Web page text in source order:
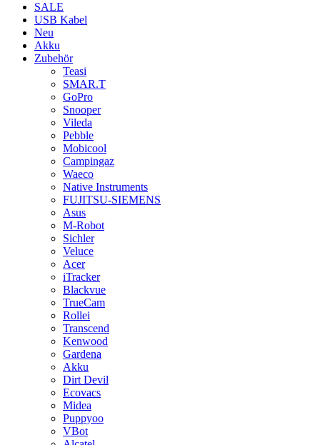
SALE
USB Kabel
Neu
Akku
Zubehör
Teasi
SMAR.T
GoPro
Snooper
Vileda
Pebble
Mobicool
Campingaz
Waeco
Native Instruments
FUJITSU-SIEMENS
Asus
M-Robot
Sichler
Veluce
Acer
iTracker
Blackvue
TrueCam
Rollei
Transcend
Kenwood
Gardena
Akku
Dirt Devil
Ecovacs
Midea
Puppyoo
VBot